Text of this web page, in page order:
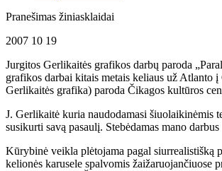
Pranešimas žiniasklaidai
2007 10 19
Jurgitos Gerlikaitės grafikos darbų paroda
grafikos darbai kitais metais keliaus už Atlanto
Gerlikaitės grafika) paroda Čikagos kultūros
J. Gerlikaitė kuria naudodamasi šiuolaikinėmis
susikurti savą pasaulį. Stebėdamas mano
Kūrybinė veikla plėtojama pagal siurrealistišką
kelionės karusele spalvomis žaižaruojančiuose